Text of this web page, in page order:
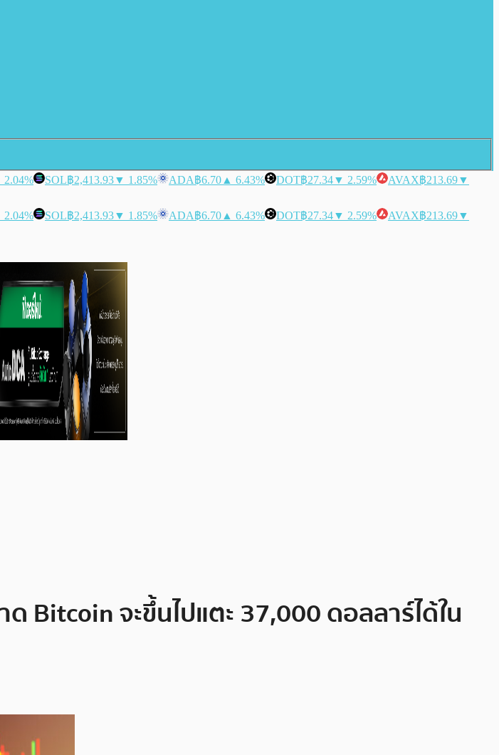
SOL฿2,413.93▼ 1.85% ADA฿6.70 ▲ 6.43% DOT฿27.34▼ 2.59% AVAX฿213.69▼
SOL฿2,413.93▼ 1.85% ADA฿6.70 ▲ 6.43% DOT฿27.34▼ 2.59% AVAX฿213.69▼
Bitcoin จะขึ้นไปแตะ 37,000 ดอลลาร์ได้ใน